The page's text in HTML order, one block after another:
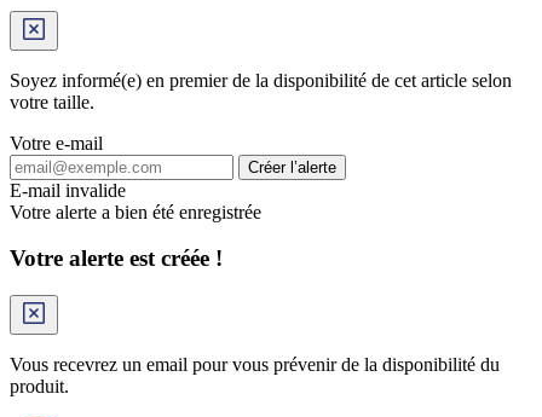
Soyez informé(e) en premier de la disponibilité de cet article selon
votre taille.
Votre e-mail
Créer l’alerte
E-mail invalide
Votre alerte a bien été enregistrée
Votre alerte est créée !
Vous recevrez un email pour vous prévenir de la disponibilité du
produit.